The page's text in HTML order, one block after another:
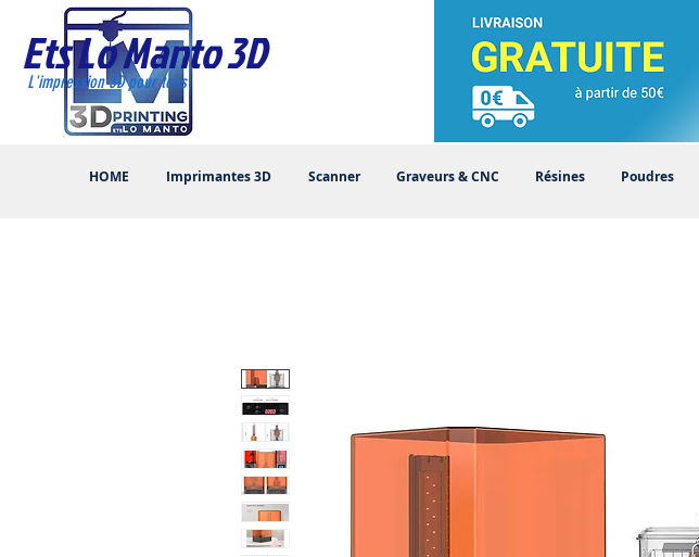
Ets Lo Manto 3D
HOME Imprimantes 3D Scanner Graveurs & CNC Résines Poudres
L'impression 3D pour tous